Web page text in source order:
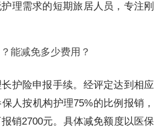
理需求的短期旅居人员，专注刚
能减免多少费用？
护险申报手续。经评定达到相应
人按机构护理75%的比例报销，
销2700元。具体减免额度以医保